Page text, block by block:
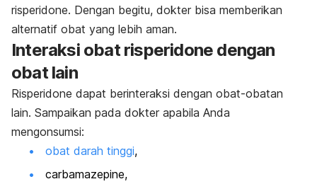
risperidone. Dengan begitu, dokter bisa memberikan
alternatif obat yang lebih aman.
Interaksi obatrisperidone dengan
obat lain
Risperidone dapat berinteraksi dengan obat-obatan
lain. Sampaikan pada dokter apabila Anda
mengonsumsi:
obat darah tinggi,
carbamazepine,